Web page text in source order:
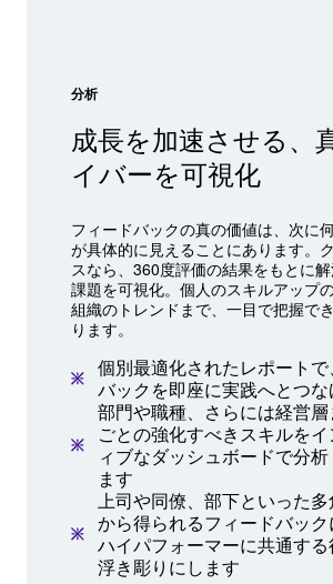
分析
成長を加速させる、
イバーを可視化
フィードバックの真の価値は、次に
が具体的に見えることにあります。
スなら、360度評価の結果をもとに
課題を可視化。個人のスキルアップ
組織のトレンドまで、一目で把握で
ります。
個別最適化されたレポート
バックを即座に実践へとつ
部門や職種、さらには経営
ごとの強化すべきスキルを
ィブなダッシュボードで分
ます
上司や同僚、部下といった
から得られるフィードバック
ハイパフォーマーに共通す
浮き彫りにします